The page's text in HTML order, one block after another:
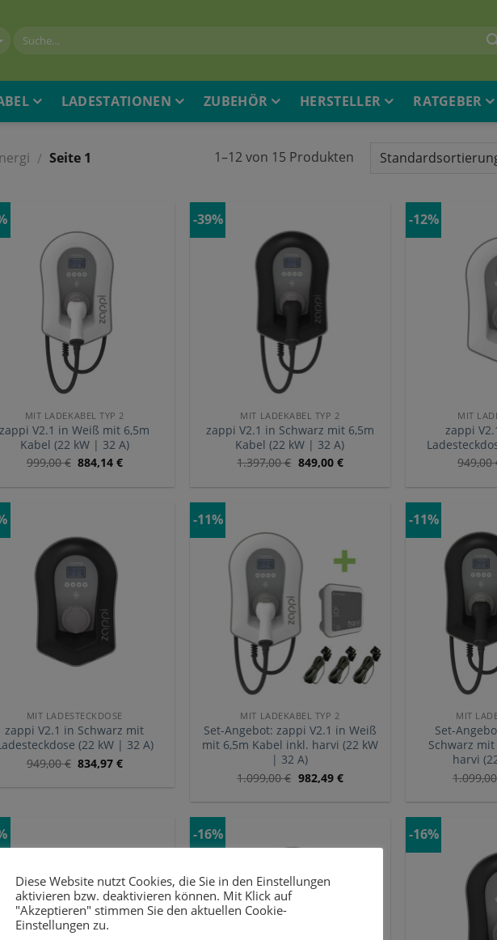
LADESTATIONEN ZUBEHÖR HERSTELLER RATGEBER
/ Seite 1 1–12 von 15 Produkten
MIT LADEKABEL TYP 2
zappi V2.1 in Weiß mit 6,5m
Kabel (22 kW | 32 A)
999,00€ 884,14 €
-39%
MIT LADEKABEL TYP 2
zappi V2.1 in Schwarz mit 6,5m
Kabel (22 kW | 32 A)
1.397,00€ 849,00 €
-12%
MIT
zappi
949,00
MIT LADESTECKDOSE
zappi V2.1 in Schwarz mit
(22 kW | 32 A)
949,00€ 834,97 €
-11%
MIT LADEKABEL TYP 2
Set-Angebot: zappi V2.1 in Weiß
mit 6,5m Kabel inkl. harvi (22 kW
| 32 A)
1.099,00€ 982,49 €
-11%
MIT
Set-
Schwarz
harvi
-16% -16%
Diese Website nutzt Cookies, die Sie in den Einstellungen
aktivieren bzw. deaktivieren können. Mit Klick auf
"Akzeptieren" stimmen Sie den aktuellen Cookie-
Einstellungen zu.